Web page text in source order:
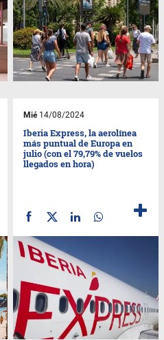
Mié14/08/2024
Iberia Express, la aerolínea
más puntual de Europa en
julio (con el 79,79% de vuelos
llegados en hora)